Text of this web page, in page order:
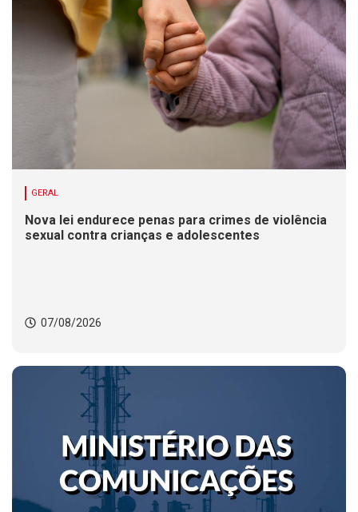
GERAL
Nova lei endurece penas para crimes de violência
sexual contra crianças e adolescentes
07/08/2026